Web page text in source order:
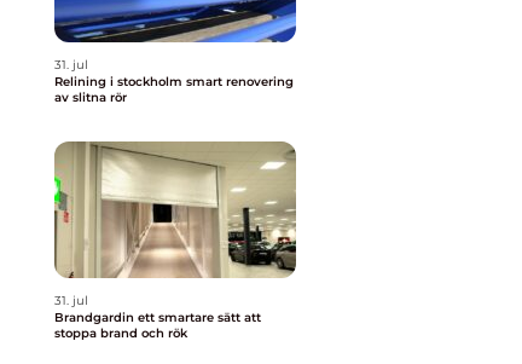
31. jul
Relining i stockholm smart renovering
av slitna rör
31. jul
Brandgardin ett smartare sätt att
stoppa brand och rök